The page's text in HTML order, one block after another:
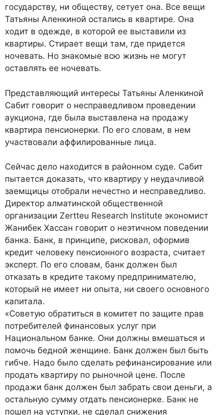
государству, ни обществу, сетует она. Все вещи
Татьяны Аленкиной остались в квартире. Она
ходит в одежде, в которой ее выставили из
квартиры. Стирает вещи там, где придется
ночевать. Но знакомые всю жизнь не могут
оставлять ее ночевать.
Представляющий интересы Татьяны Аленкиной
Сабит говорит о несправедливом проведении
аукциона, где была выставлена на продажу
квартира пенсионерки. По его словам, в нем
участвовали аффилированные лица.
Сейчас дело находится в районном суде. Сабит
пытается доказать, что квартиру у неудачливой
заемщицы отобрали нечестно и несправедливо.
Директор алматинской общественной
организации Zertteu Research Institute экономист
Жанибек Хассан говорит о неэтичном поведении
банка. Банк, в принципе, рисковал, оформив
кредит человеку пенсионного возраста, считает
эксперт. По его словам, банк должен был
отказать в кредите такому предпринимателю,
который не имеет ни опыта, ни своего основного
капитала.
«Советую обратиться в комитет по защите прав
потребителей финансовых услуг при
Национальном банке. Они должны вмешаться и
помочь бедной женщине. Банк должен был быть
гибче. Надо было сделать рефинансирование или
продать квартиру по рыночной цене. После
продажи банк должен был забрать свои деньги, а
остальную сумму отдать пенсионерке. Банк не
пошел на уступки, не сделал снижения